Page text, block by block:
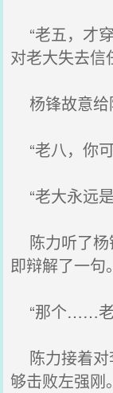
“老五，才
对老大失去信
杨锋故意给
“老八，你
“老大永远
陈力听了杨
即辩解了一句。
“那个……老
陈力接着对
够击败左强刚。